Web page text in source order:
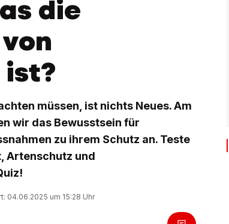
die
müssen, ist nichts Neues. Am
wir das Bewusstsein für
zu ihrem Schutz an. Teste
Artenschutz und
04.06.2025 um 15:28 Uhr